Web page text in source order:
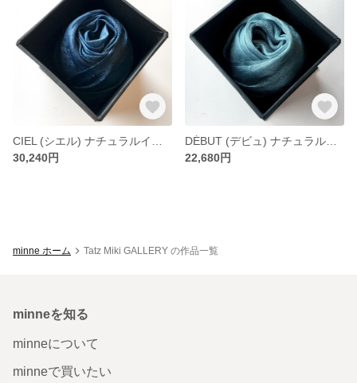
30,240円
22,680円
minne ホーム Tatz Miki GALLERY の作品一覧
minneを知る
minneについて
minneで買いたい